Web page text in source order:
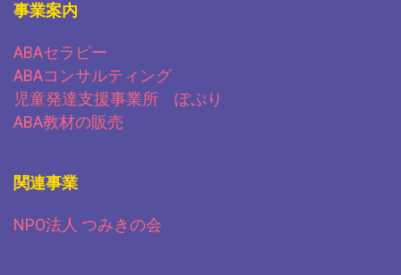
事業案内
ABAセラピー
ABAコンサルティング
児童発達支援事業所 ぽぷり
ABA教材の販売
関連事業
NPO法人 つみきの会